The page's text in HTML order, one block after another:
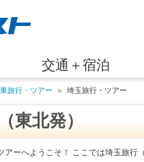
交通＋宿泊
旅行・ツアー ＞ 埼玉旅行・ツアー
東北発）
ーへようこそ！ ここでは埼玉旅行